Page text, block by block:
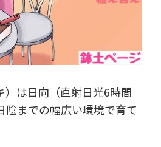
）は日向（直射日光6時間
陰までの幅広い環境で育て